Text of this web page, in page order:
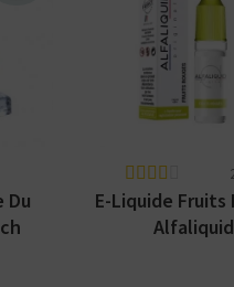
Du
Arômes : fraise,
framboise,
myrtille.
en 10ml
pour 70 ml....
E-Liquide Fruits
Alfaliquid